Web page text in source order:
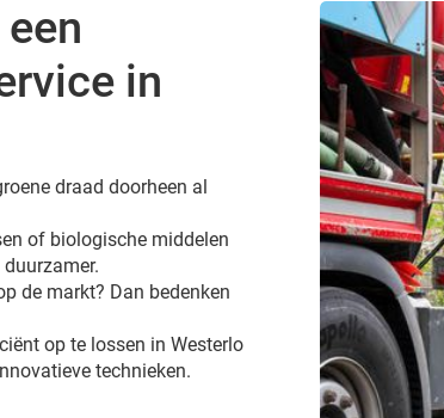
in
draad doorheen al
of biologische middelen
de markt? Dan bedenken
op te lossen in Westerlo
technieken.